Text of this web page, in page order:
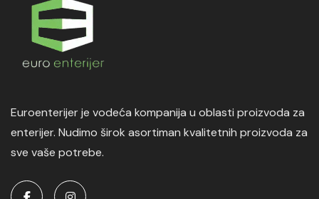
Euroenterijer je vodeća kompanija u oblasti proizvoda za
enterijer. Nudimo širok asortiman kvalitetnih proizvoda za
sve vaše potrebe.